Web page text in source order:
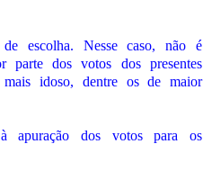
escolha. Nesse caso, não é
parte dos votos dos presentes
idoso, dentre os de maior
apuração dos votos para os